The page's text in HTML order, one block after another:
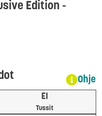
Edition -
Ohje
Tussit
EI